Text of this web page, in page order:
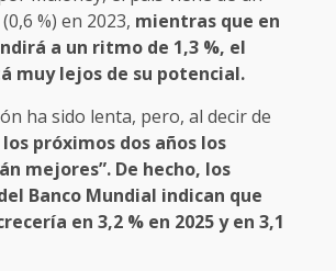
%) en 2023, mientras que en
a un ritmo de 1,3 %, el
muy lejos de su potencial.
ha sido lenta, pero, al decir de
los próximos dos años los
mejores”. De hecho, los
Banco Mundial indican que
en 3,2 % en 2025 y en 3,1